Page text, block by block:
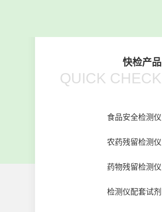
快检产品
QUICK CHECK
食品安全检测仪
农药残留检测仪
药物残留检测仪
检测仪配套试剂